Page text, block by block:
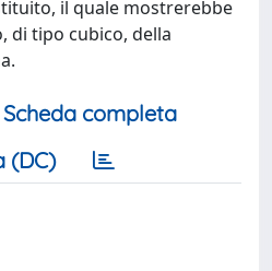
il quale mostrerebbe
di tipo cubico, della
Scheda completa
(DC)